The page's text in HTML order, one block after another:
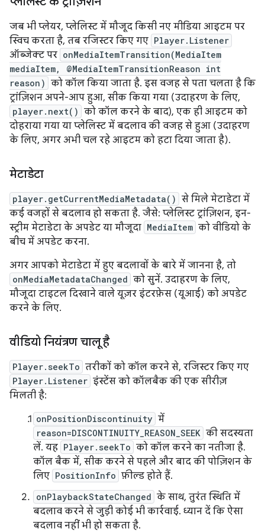
जब भी प्लेयर, प्लेलिस्ट में मौजूद किसी नए मीडिया आइटम पर
स्विच करता है, तब रजिस्टर किए गए Player.Listener
ऑब्जेक्ट पर onMediaItemTransition(MediaItem
mediaItem, @MediaItemTransitionReason int
reason) को कॉल किया जाता है. इस वजह से पता चलता है कि
ट्रांज़िशन अपने-आप हुआ, सीक किया गया (उदाहरण के लिए,
player.next() को कॉल करने के बाद), एक ही आइटम को
दोहराया गया या प्लेलिस्ट में बदलाव की वजह से हुआ (उदाहरण
के लिए, अगर अभी चल रहे आइटम को हटा दिया जाता है).
मेटाडेटा
player.getCurrentMediaMetadata() से मिले मेटाडेटा में
कई वजहों से बदलाव हो सकता है. जैसे: प्लेलिस्ट ट्रांज़िशन, इन-
स्ट्रीम मेटाडेटा के अपडेट या मौजूदा MediaItem को वीडियो के
बीच में अपडेट करना.
अगर आपको मेटाडेटा में हुए बदलावों के बारे में जानना है, तो
onMediaMetadataChanged को सुनें. उदाहरण के लिए,
मौजूदा टाइटल दिखाने वाले यूज़र इंटरफ़ेस (यूआई) को अपडेट
करने के लिए.
वीडियो नियंत्रण चालू है
Player.seekTo तरीकों को कॉल करने से, रजिस्टर किए गए
Player.Listener इंस्टेंस को कॉलबैक की एक सीरीज़
मिलती है:
onPositionDiscontinuity में
reason=DISCONTINUITY_REASON_SEEK की सदस्यता
लें. यह Player.seekTo को कॉल करने का नतीजा है.
कॉल बैक में, सीक करने से पहले और बाद की पोज़िशन के
लिए PositionInfo फ़ील्ड होते हैं.
onPlaybackStateChanged के साथ, तुरंत स्थिति में
बदलाव करने से जुड़ी कोई भी कार्रवाई. ध्यान दें कि ऐसा
बदलाव नहीं भी हो सकता है.